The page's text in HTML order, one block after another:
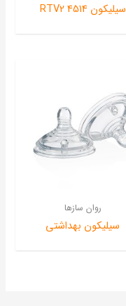
سیلیکون 4514 RTV2
روان سازها
سیلیکون بهداشتی